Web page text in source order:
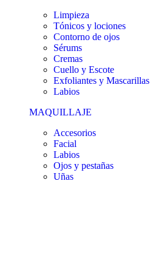
Limpieza
Tónicos y lociones
Contorno de ojos
Sérums
Cremas
Cuello y Escote
Exfoliantes y Mascarillas
Labios
MAQUILLAJE
Accesorios
Facial
Labios
Ojos y pestañas
Uñas